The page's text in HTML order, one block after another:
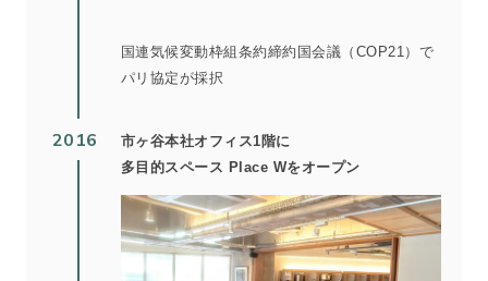
国連気候変動枠組条約締約国会議（COP21）で
パリ協定が採択
2016
市ヶ谷本社オフィス1階に
多目的スペース Place Wをオープン